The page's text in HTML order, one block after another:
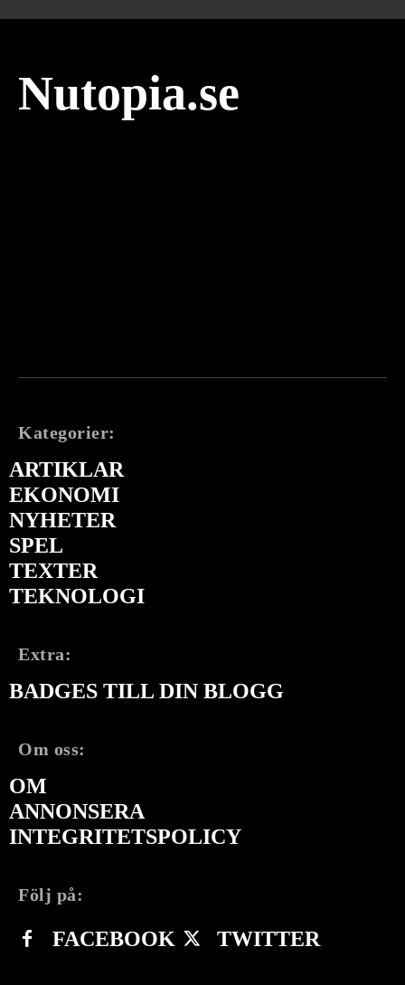
Nutopia.se
Kategorier:
ARTIKLAR
EKONOMI
NYHETER
SPEL
TEXTER
TEKNOLOGI
Extra:
BADGES TILL DIN BLOGG
Om oss:
OM
ANNONSERA
INTEGRITETSPOLICY
Följ på:
FACEBOOK TWITTER